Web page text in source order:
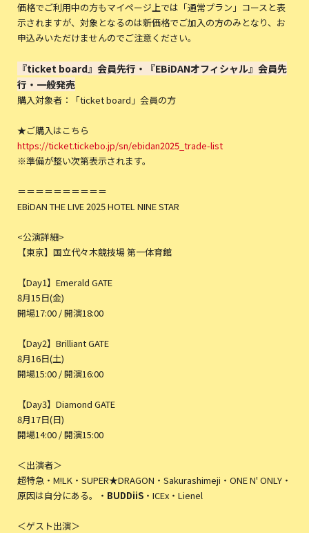
価格でご利用中の方もマイページ上では「通常プラン」コースと表
示されますが、対象となるのは新価格でご加入の方のみとなり、お
申込みいただけませんのでご注意ください。
『ticket board』会員先行・『EBiDANオフィシャル』会員先
行・一般発売
購入対象者：「ticket board」会員の方
★ご購入はこちら
https://ticket.tickebo.jp/sn/ebidan2025_trade-list
※準備が整い次第表示されます。
＝＝＝＝＝＝＝＝＝＝
EBiDAN THE LIVE 2025 HOTEL NINE STAR
<公演詳細>
【東京】国立代々木競技場 第一体育館
【Day1】Emerald GATE
8月15日(金)
開場17:00 / 開演18:00
【Day2】Brilliant GATE
8月16日(土)
開場15:00 / 開演16:00
【Day3】Diamond GATE
8月17日(日)
開場14:00 / 開演15:00
＜出演者＞
超特急・M!LK・SUPER★DRAGON・Sakurashimeji・ONE N' ONLY・
原因は自分にある。・ BUDDiiS ・ICEx・Lienel
＜ゲスト出演＞